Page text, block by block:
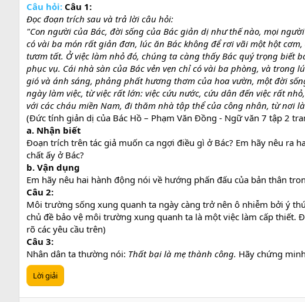
Câu hỏi: Câu 1:
Đọc đoạn trích sau và trả lời câu hỏi:
"Con người của Bác, đời sống của Bác giản dị như thế nào, mọi
có vài ba món rất giản đơn, lúc ăn Bác không để rơi vãi một hột
tươm tất. Ở việc làm nhỏ đó, chúng ta càng thấy Bác quý trọng biết
phục vụ. Cái nhà sàn của Bác vẻn vẹn chỉ có vài ba phòng, và
gió và ánh sáng, phảng phất hương thơm của hoa vườn, một đời
ngày làm việc, từ việc rất lớn: việc cứu nước, cứu dân đến việc rất
với các cháu miền Nam, đi thăm nhà tập thể của công nhân, từ nơi
(Đức tính giản dị của Bác Hồ – Phạm Văn Đồng - Ngữ văn 7 tập 2
a. Nhận biết
Đoạn trích trên tác giả muốn ca ngợi điều gì ở Bác? Em hãy nêu ra
chất ấy ở Bác?
b. Vận dụng
Em hãy nêu hai hành động nói về hướng phấn đấu của bản thân
Câu 2:
Môi trường sống xung quanh ta ngày càng trở nên ô nhiễm bởi ý
chủ đề bảo vệ môi trường xung quanh ta là một việc làm cấp thiết.
rõ các yêu cầu trên)
Câu 3:
Nhân dân ta thường nói: Thất bại là mẹ thành công. Hãy chứng
Lời giải